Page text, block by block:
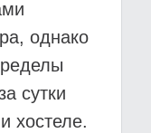
однако
сутки
хостеле.